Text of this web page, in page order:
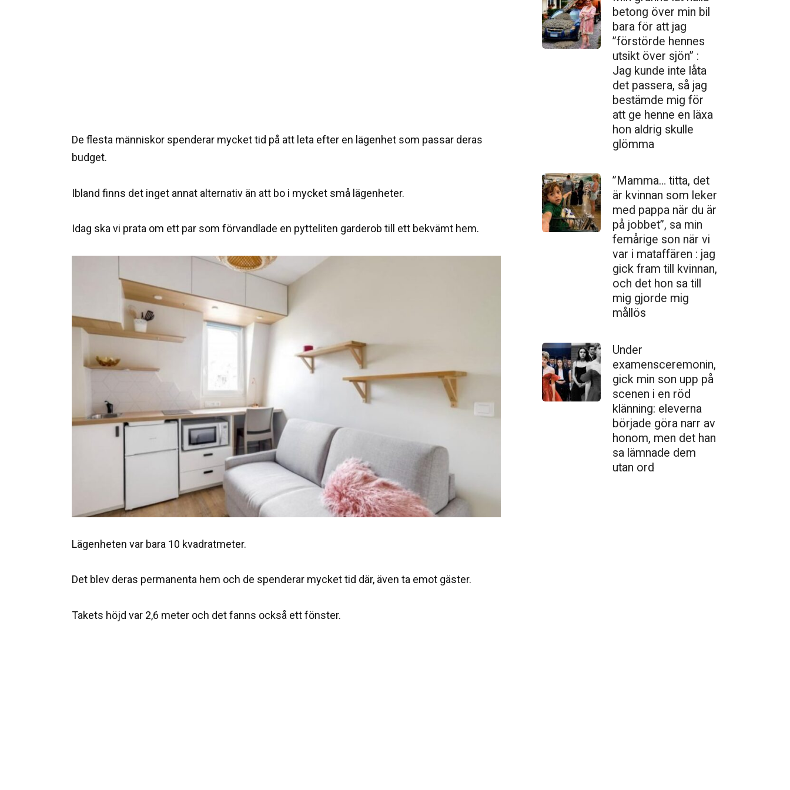
De flesta människor spenderar mycket tid på att leta efter en lägenhet som passar deras
budget.
Ibland finns det inget annat alternativ än att bo i mycket små lägenheter.
Idag ska vi prata om ett par som förvandlade en pytteliten garderob till ett bekvämt hem.
Lägenheten var bara 10 kvadratmeter.
Det blev deras permanenta hem och de spenderar mycket tid där, även ta emot gäster.
Takets höjd var 2,6 meter och det fanns också ett fönster.
betong över min bil
bara för att jag
”förstörde hennes
utsikt över sjön” :
Jag kunde inte låta
det passera, så jag
bestämde mig för
att ge henne en läxa
hon aldrig skulle
glömma
”Mamma… titta, det
är kvinnan som leker
med pappa när du är
på jobbet”, sa min
femårige son när vi
var i mataffären : jag
gick fram till kvinnan,
och det hon sa till
mig gjorde mig
mållös
Under
examensceremonin,
gick min son upp på
scenen i en röd
klänning: eleverna
började göra narr av
honom, men det han
sa lämnade dem
utan ord